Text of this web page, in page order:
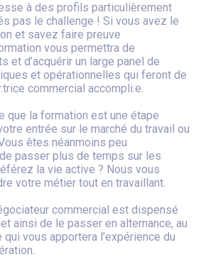
à des profils particulièrement
pas le challenge ! Si vous avez le
et savez faire preuve
vous permettra de
et d’acquérir un large panel de
et opérationnelles qui feront de
commercial accompli.e.
que la formation est une étape
entrée sur le marché du travail ou
êtes néanmoins peu
passer plus de temps sur les
la vie active ? Nous vous
votre métier tout en travaillant.
commercial est dispensé
ainsi de le passer en alternance, au
vous apportera l’expérience du